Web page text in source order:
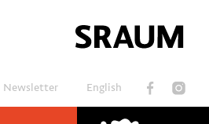
Newsletter English